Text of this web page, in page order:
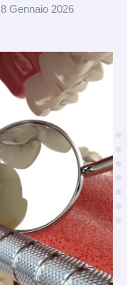
8 Gennaio 2026